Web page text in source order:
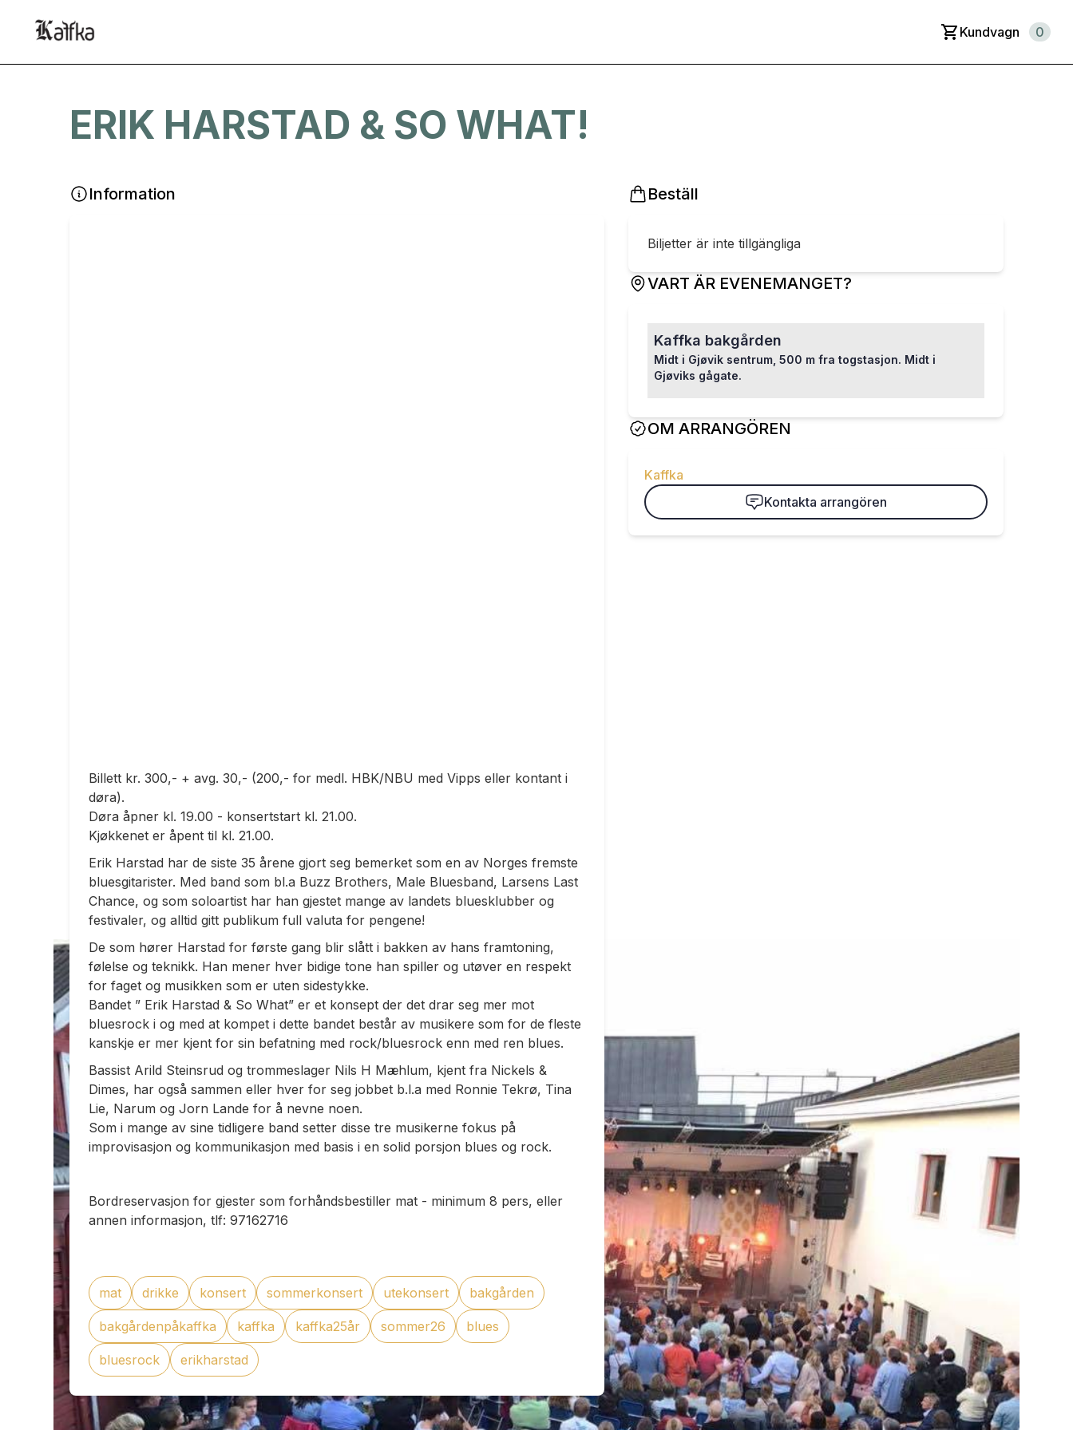
Kundvagn 0
ERIK HARSTAD & SO WHAT!
Information
Billett kr. 300,- + avg. 30,- (200,- for medl. HBK/NBU med Vipps eller kontant i
døra).
Døra åpner kl. 19.00 - konsertstart kl. 21.00.
Kjøkkenet er åpent til kl. 21.00.
Erik Harstad har de siste 35 årene gjort seg bemerket som en av Norges fremste
bluesgitarister. Med band som bl.a Buzz Brothers, Male Bluesband, Larsens Last
Chance, og som soloartist har han gjestet mange av landets bluesklubber og
festivaler, og alltid gitt publikum full valuta for pengene!
De som hører Harstad for første gang blir slått i bakken av hans framtoning,
følelse og teknikk. Han mener hver bidige tone han spiller og utøver en respekt
for faget og musikken som er uten sidestykke.
Bandet ” Erik Harstad & So What” er et konsept der det drar seg mer mot
bluesrock i og med at kompet i dette bandet består av musikere som for de fleste
kanskje er mer kjent for sin befatning med rock/bluesrock enn med ren blues.
Bassist Arild Steinsrud og trommeslager Nils H Mæhlum, kjent fra Nickels &
Dimes, har også sammen eller hver for seg jobbet b.l.a med Ronnie Tekrø, Tina
Lie, Narum og Jorn Lande for å nevne noen.
Som i mange av sine tidligere band setter disse tre musikerne fokus på
improvisasjon og kommunikasjon med basis i en solid porsjon blues og rock.
Bordreservasjon for gjester som forhåndsbestiller mat - minimum 8 pers, eller
annen informasjon, tlf: 97162716
mat drikke konsert sommerkonsert utekonsert bakgården
bakgårdenpåkaffka kaffka kaffka25år sommer26 blues
bluesrock erikharstad
Beställ
Biljetter är inte tillgängliga
VART ÄR EVENEMANGET?
Kaffka bakgården
Midt i Gjøvik sentrum, 500 m fra togstasjon. Midt i
Gjøviks gågate.
OM ARRANGÖREN
Kaffka
Kontakta arrangören